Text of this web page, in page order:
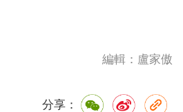
編輯：盧家傲
分享：